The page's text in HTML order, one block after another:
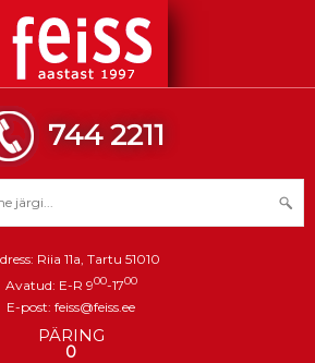
744 2211
Riia 11a, Tartu 51010
Avatud: E-R 900-1700
E-post: feiss@feiss.ee
PÄRING
0